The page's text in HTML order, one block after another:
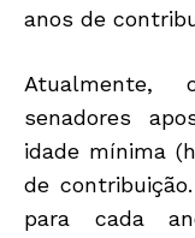
anos de
Atualmente,
senadores
idade mínima
de
para cada